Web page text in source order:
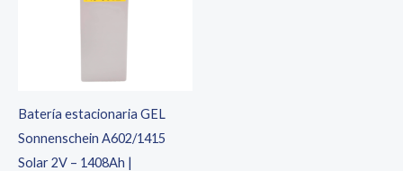
Batería estacionaria GEL
Sonnenschein A602/1415
Solar 2V – 1408Ah |